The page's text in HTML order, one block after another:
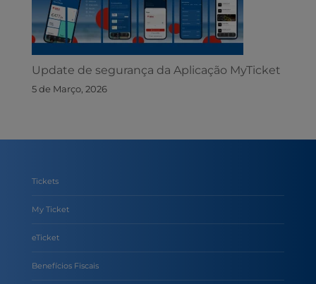
Update de segurança da Aplicação MyTicket
5 de Março, 2026
Tickets
My Ticket
eTicket
Benefícios Fiscais